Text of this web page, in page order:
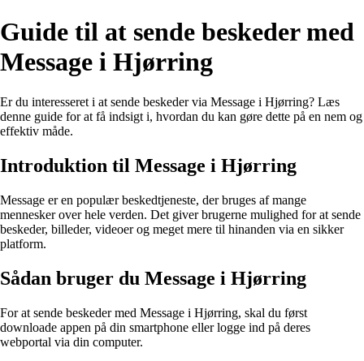
Guide til at sende beskeder med
Message i Hjørring
Er du interesseret i at sende beskeder via Message i Hjørring? Læs
denne guide for at få indsigt i, hvordan du kan gøre dette på en nem og
effektiv måde.
Introduktion til Message i Hjørring
Message er en populær beskedtjeneste, der bruges af mange
mennesker over hele verden. Det giver brugerne mulighed for at sende
beskeder, billeder, videoer og meget mere til hinanden via en sikker
platform.
Sådan bruger du Message i Hjørring
For at sende beskeder med Message i Hjørring, skal du først
downloade appen på din smartphone eller logge ind på deres
webportal via din computer.